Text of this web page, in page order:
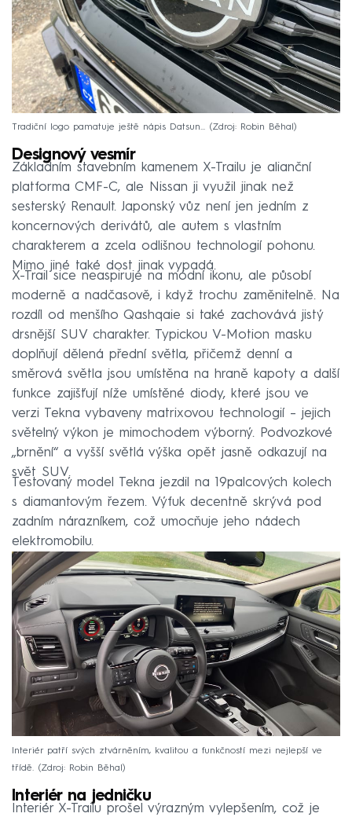
Tradiční logo pamatuje ještě nápis Datsun... Zdroj: Robin Běhal
Designový vesmír
Základním stavebním kamenem X-Trailu je alianční
platforma CMF-C, ale Nissan ji využil jinak než
sesterský Renault. Japonský vůz není jen jedním z
koncernových derivátů, ale autem s vlastním
charakterem a zcela odlišnou technologií pohonu.
Mimo jiné také dost jinak vypadá.
X-Trail sice neaspiruje na módní ikonu, ale působí
moderně a nadčasově, i když trochu zaměnitelně. Na
rozdíl od menšího Qashqaie si také zachovává jistý
drsnější SUV charakter. Typickou V-Motion masku
doplňují dělená přední světla, přičemž denní a
směrová světla jsou umístěna na hraně kapoty a další
funkce zajišťují níže umístěné diody, které jsou ve
verzi Tekna vybaveny matrixovou technologií – jejich
světelný výkon je mimochodem výborný. Podvozkové
„brnění“ a vyšší světlá výška opět jasně odkazují na
svět SUV.
Testovaný model Tekna jezdil na 19palcových kolech
s diamantovým řezem. Výfuk decentně skrývá pod
zadním nárazníkem, což umocňuje jeho nádech
elektromobilu.
Interiér patří svých ztvárněním, kvalitou a funkčností mezi nejlepší ve
třídě.
Zdroj: Robin Běhal
Interiér na jedničku
Interiér X-Trailu prošel výrazným vylepšením, což je